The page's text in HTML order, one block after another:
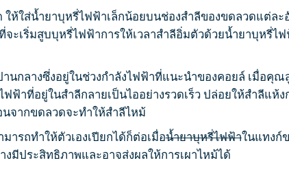
ให้ใส่น้ำยาบุหรี่ไฟฟ้าเล็กน้อยบนช่องสำลีของขดลวดแต่ล
ะเริ่มสูบบุหรี่ไฟฟ้าการให้เวลาสำลีอิ่มตัวด้วยน้ำยาบุหรี่ไฟ
นกลางซึ่งอยู่ในช่วงกำลังไฟฟ้าที่แนะนำของคอยล์ เมื่อคุณ
ฟฟ้าที่อยู่ในสำลีกลายเป็นไออย่างรวดเร็ว ปล่อยให้สำลีแห้
จากขดลวดจะทำให้สำลีไหม้
ารถทำให้ตัวเองเปียกได้ก็ต่อเมื่อน้ำยาบุหรี่ไฟฟ้าในแทงก์
งมีประสิทธิภาพและอาจส่งผลให้การเผาไหม้ได้